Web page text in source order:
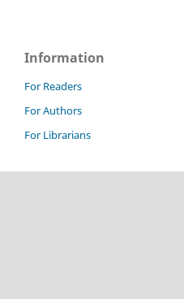
Information
For Readers
For Authors
For Librarians